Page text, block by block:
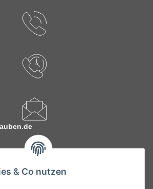
& Co nutzen